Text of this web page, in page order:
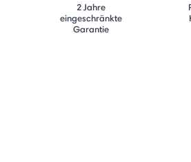
2 Jahre
eingeschränkte
Garantie